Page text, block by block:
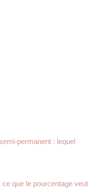
permanent : lequel
que le pourcentage veut